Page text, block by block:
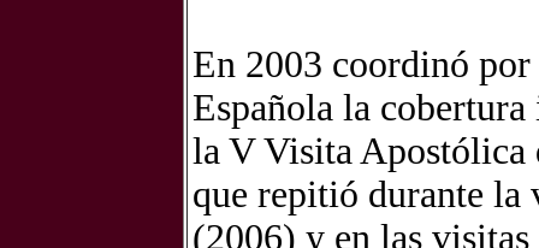
En 2003 coordinó
Española la
la V Visita Apostólica
que repitió durante la
(2006) y en las